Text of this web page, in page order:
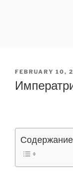
POSTED
ON
FEBRUARY 10,